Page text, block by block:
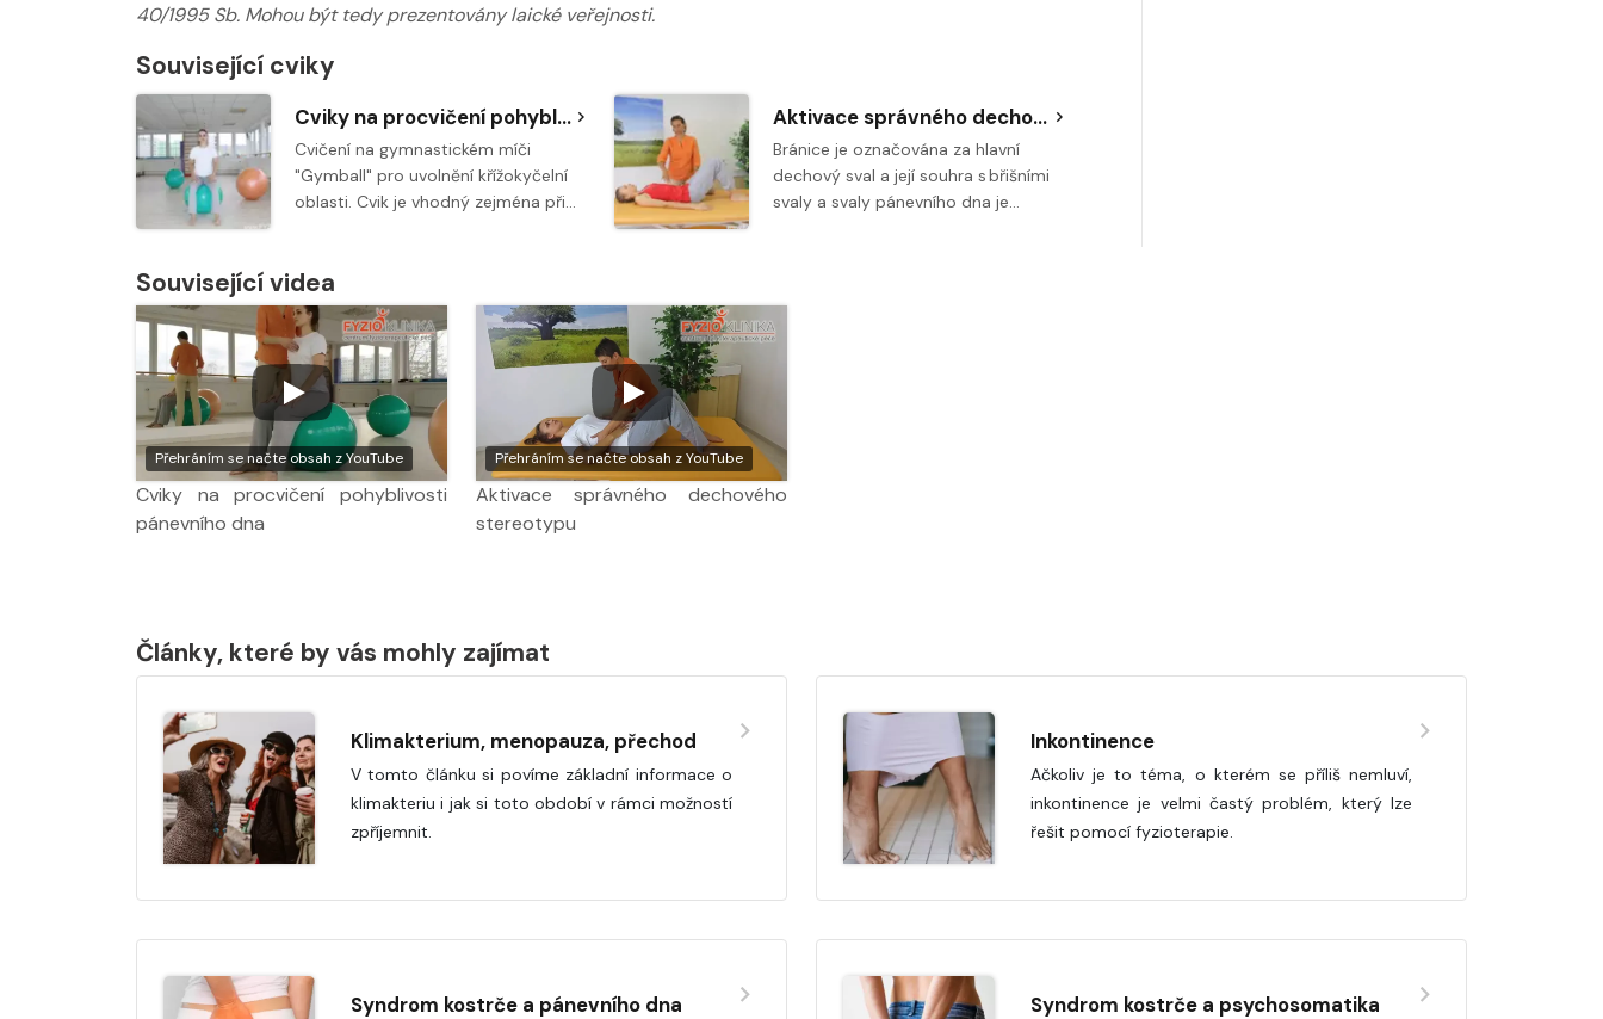
40/1995 Sb. Mohou být tedy prezentovány laické veřejnosti.
Související cviky
Cviky na procvičení pohyblivosti pánevního dna
Cvičení na gymnastickém míči
"Gymball" pro uvolnění křížokyčelní
oblasti. Cvik je vhodný zejména při…
Aktivace správného dechového stereotypu
Bránice je označována za hlavní
dechový sval a její souhra s břišními
svaly a svaly pánevního dna je…
Související videa
Přehráním se načte obsah z YouTube
Cviky na procvičení pohyblivosti
pánevního dna
Přehráním se načte obsah z YouTube
Aktivace správného dechového
stereotypu
Články, které by vás mohly zajímat
Klimakterium, menopauza, přechod
V tomto článku si povíme základní informace o
klimakteriu i jak si toto období v rámci možností
zpříjemnit.
Inkontinence
Ačkoliv je to téma, o kterém se příliš nemluví,
inkontinence je velmi častý problém, který lze
řešit pomocí fyzioterapie.
Syndrom kostrče a pánevního dna Syndrom kostrče a psychosomatika